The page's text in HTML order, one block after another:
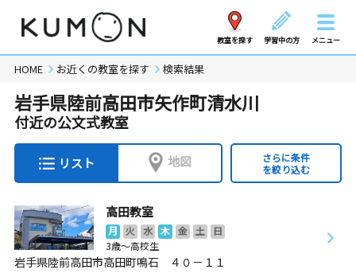
教室を探す 学習中の方 メニュー
HOME お近くの教室を探す 検索結果
岩手県陸前高田市矢作町清水川
付近の公文式教室
リスト 地図
さらに条件
を絞り込む
高田教室
月 火 水 木 金 土
日
3歳～高校生
岩手県陸前高田市高田町鳴石 ４０－１１